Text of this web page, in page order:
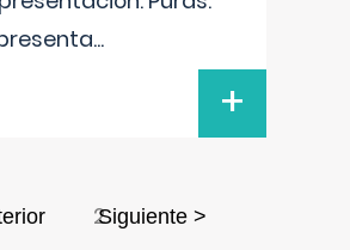
...
+
2Siguiente >